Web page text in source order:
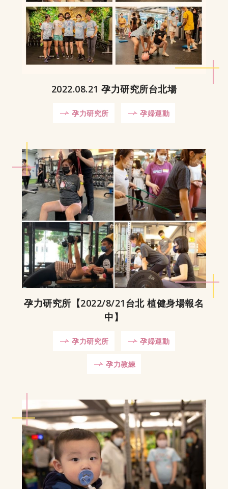
2022.08.21 孕力研究所台北場
孕力研究所 孕婦運動
孕力研究所【2022/8/21台北 植健身場報名
中】
孕力研究所 孕婦運動
孕力教練